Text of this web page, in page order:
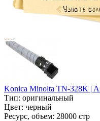
Konica Minolta TN-328K |
Тип: оригинальный
Цвет: черный
Ресурс, объем: 28000 стр